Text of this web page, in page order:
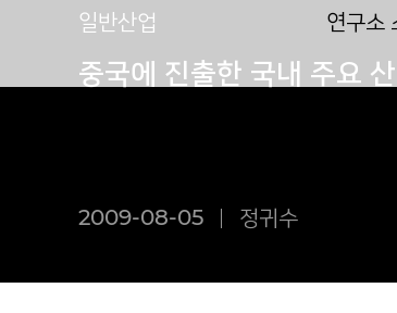
연구소
일반산업
중국에 진출한 국내 주요
2009-08-05 정귀수